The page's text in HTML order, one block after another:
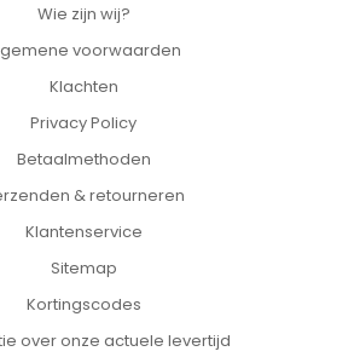
Wie zijn wij?
voorwaarden
Klachten
Privacy Policy
Betaalmethoden
& retourneren
Klantenservice
Sitemap
Kortingscodes
over onze actuele levertijd